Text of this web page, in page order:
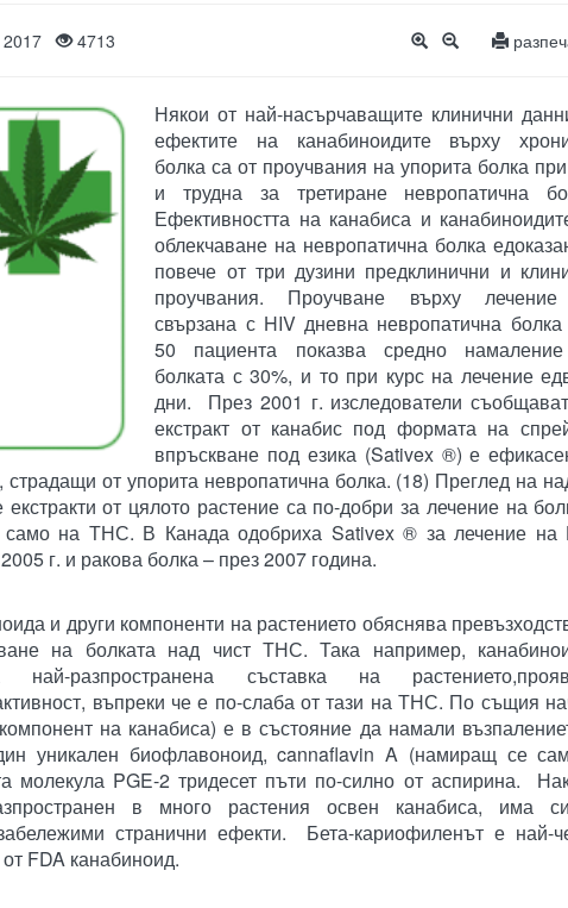
2017 4713
Някои от най-насърчаващите клинични
ефектите на канабиноидите върху
болка са от проучвания на упорита болка
и трудна за третиране невропатична
Ефективността на канабиса и
облекчаване на невропатична болка
повече от три дузини предклинични и
проучвания. Проучване върху
свързана с HIV дневна невропатична
50 пациента показва средно
болката с 30%, и то при курс на лечение
дни. През 2001 г. изследователи
екстракт от канабис под формата на
впръскване под езика (Sativex ®) е
от упорита невропатична болка. (18) Преглед на
от цялото растение са по-добри за лечение на
само на ТНС. В Канада одобриха Sativex ® за лечение на
г. и ракова болка – през 2007 година.
и други компоненти на растението обяснява
на болката над чист ТНС. Така например,
разпространена съставка на
въпреки че е по-слаба от тази на ТНС. По същия
на канабиса) е в състояние да намали
уникален биофлавоноид, cannaflavin A (намиращ се
молекула PGE-2 тридесет пъти по-силно от аспирина.
в много растения освен канабиса, има
странични ефекти. Бета-кариофиленът е най-
FDA канабиноид.